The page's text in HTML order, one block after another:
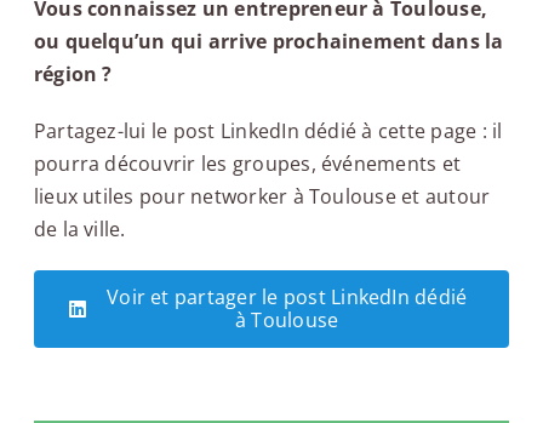
Vous connaissez un entrepreneur à Toulouse,
ou quelqu’un qui arrive prochainement dans la
région ?
Partagez-lui le post LinkedIn dédié à cette page : il
pourra découvrir les groupes, événements et
lieux utiles pour networker à Toulouse et autour
de la ville.
Voir et partager le post LinkedIn dédié
à Toulouse